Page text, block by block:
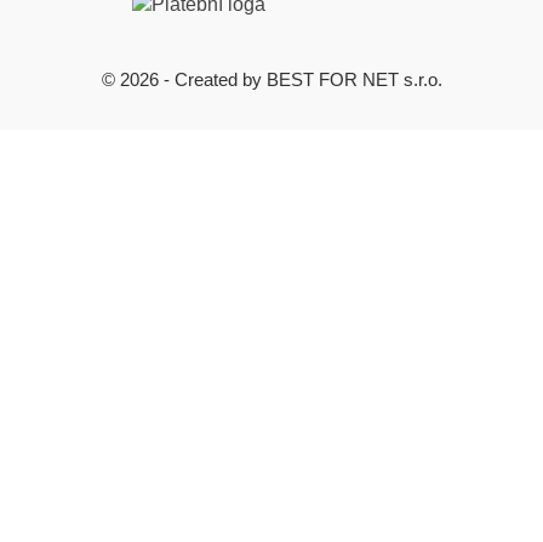
© 2026 - Created by BEST FOR NET s.r.o.